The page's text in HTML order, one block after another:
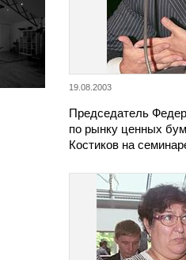
19.08.2003
Председатель
по рынку ценных
Костиков на